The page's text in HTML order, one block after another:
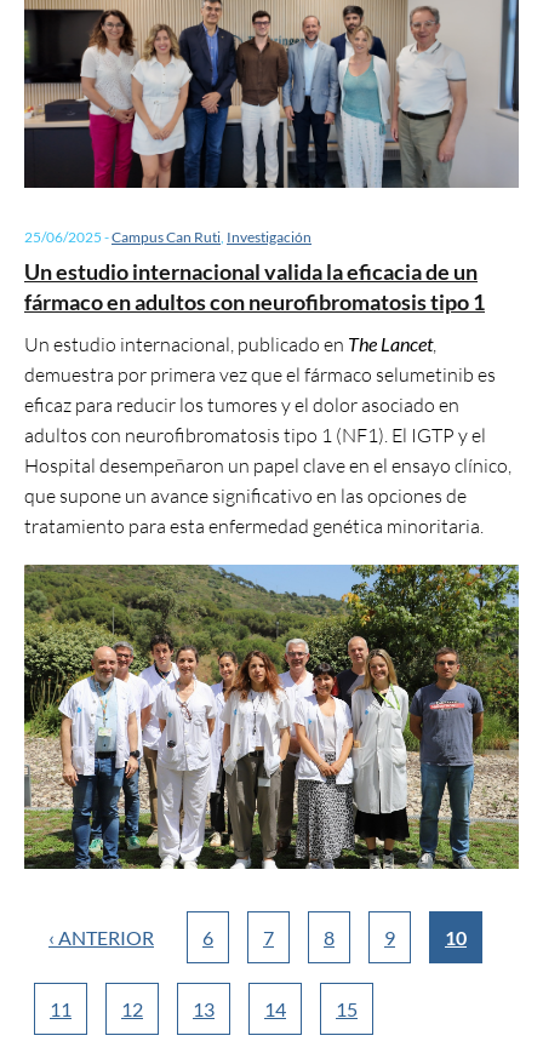
25/06/2025 -Campus Can Ruti Investigación
Un estudio internacional valida la eficacia de un
fármaco en adultos con neurofibromatosis tipo 1
Un estudio internacional, publicado en The Lancet,
demuestra por primera vez que el fármaco selumetinib es
eficaz para reducir los tumores y el dolor asociado en
adultos con neurofibromatosis tipo 1 (NF1). El IGTP y el
Hospital desempeñaron un papel clave en el ensayo clínico,
que supone un avance significativo en las opciones de
tratamiento para esta enfermedad genética minoritaria.
‹ ANTERIOR 6 7 8 9 10
11 12 13 14 15